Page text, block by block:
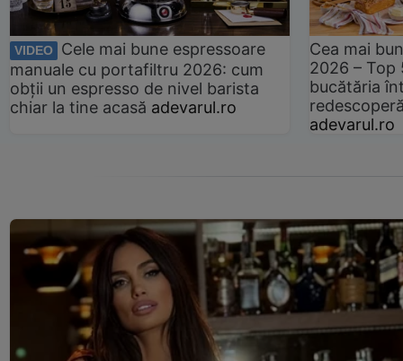
VIDEO
Cele mai bune espressoare
manuale cu portafiltru 2026: cum
obții un espresso de nivel barista
chiar la tine acasă adevarul.ro
Cea mai
2026 –
bucătăria
adevarul.ro